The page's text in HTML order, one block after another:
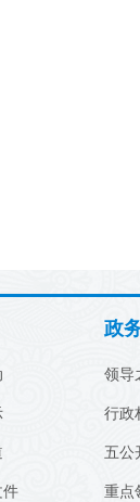
件
政
领导
行政
五公
重点